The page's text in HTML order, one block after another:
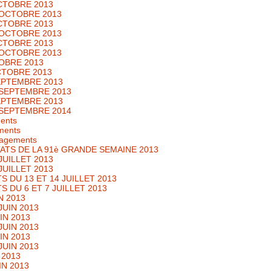
2013
2013
2013
2013
2013
2013
2013
2013
2013
2013
2013
2014
DE LA 91è GRANDE SEMAINE 2013
2013
2013
DU 13 ET 14 JUILLET 2013
DU 6 ET 7 JUILLET 2013
2013
2013
2013
2013
2013
2013
2013